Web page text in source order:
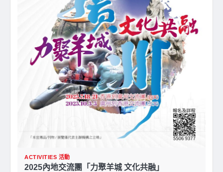
ACTIVITIES 活動
2025內地交流團「力聚羊城 文化共融」